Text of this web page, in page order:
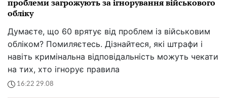
проблеми загрожують за ігнорування військового
обліку
Думаєте, що 60 врятує від проблем із військовим
обліком? Помиляєтесь. Дізнайтеся, які штрафи і
навіть кримінальна відповідальність можуть чекати
на тих, хто ігнорує правила
16:22 29.08